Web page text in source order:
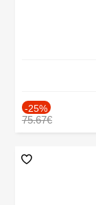
-25%
75.67€